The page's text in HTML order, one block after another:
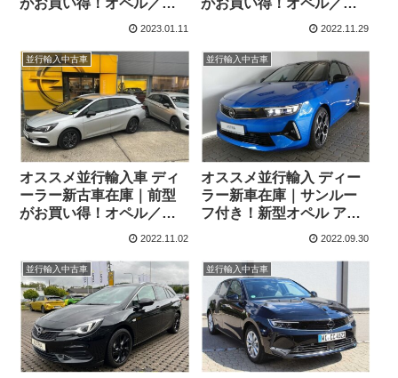
クスホール アストラ スポ
ン1.4 左ハンドル
2023.01.11
クスホール アストラ ハッ
左ハンドル
2022.11.29
並行輸入中古車
オススメ並行輸入車 ディ
ーラー新古車在庫｜前型
がお買い得！オペル／ボ
クスホール アストラ スポ
テック1.4 左ハンドル
2022.11.02
並行輸入中古車
オススメ並行輸入 ディー
ラー新車在庫｜サンルー
フ付き！新型オペル アス
トラ スポーツツアラー
8AT 左ハンドル
2022.09.30
並行輸入中古車 並行輸入中古車